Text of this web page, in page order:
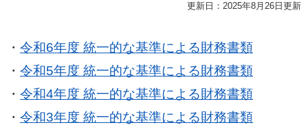
更新日：2025年8月26日更新
・ 令和6年度 統一的な基準による財務書類
・ 令和5年度 統一的な基準による財務書類
​・ 令和4年度 統一的な基準による財務書類
​・ 令和3年度 統一的な基準による財務書類